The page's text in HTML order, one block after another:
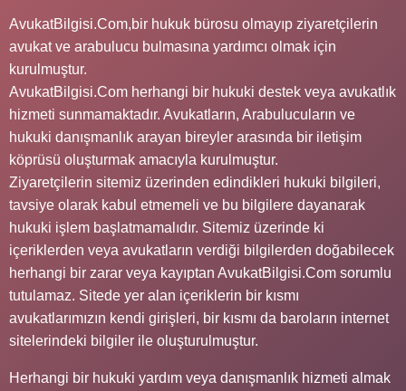
AvukatBilgisi.Com,bir hukuk bürosu olmayıp ziyaretçilerin
avukat ve arabulucu bulmasına yardımcı olmak için
kurulmuştur.
AvukatBilgisi.Com herhangi bir hukuki destek veya avukatlık
hizmeti sunmamaktadır. Avukatların, Arabulucuların ve
hukuki danışmanlık arayan bireyler arasında bir iletişim
köprüsü oluşturmak amacıyla kurulmuştur.
Ziyaretçilerin sitemiz üzerinden edindikleri hukuki bilgileri,
tavsiye olarak kabul etmemeli ve bu bilgilere dayanarak
hukuki işlem başlatmamalıdır. Sitemiz üzerinde ki
içeriklerden veya avukatların verdiği bilgilerden doğabilecek
herhangi bir zarar veya kayıptan AvukatBilgisi.Com sorumlu
tutulamaz. Sitede yer alan içeriklerin bir kısmı
avukatlarımızın kendi girişleri, bir kısmı da baroların internet
sitelerindeki bilgiler ile oluşturulmuştur.
Herhangi bir hukuki yardım veya danışmanlık hizmeti almak